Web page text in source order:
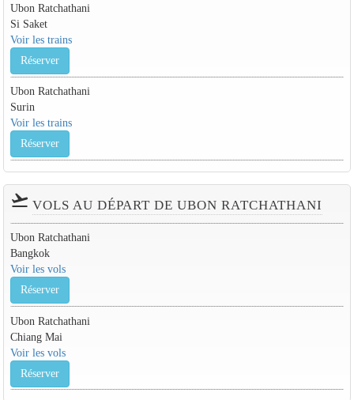
Ubon Ratchathani
Si Saket
Voir les trains
Réserver
Ubon Ratchathani
Surin
Voir les trains
Réserver
flight_takeoff VOLS AU DÉPART DE UBON RATCHATHANI
Ubon Ratchathani
Bangkok
Voir les vols
Réserver
Ubon Ratchathani
Chiang Mai
Voir les vols
Réserver